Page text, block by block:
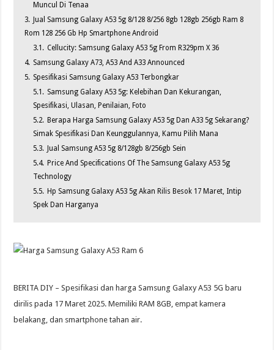
Muncul Di Tenaa
3. Jual Samsung Galaxy A53 5g 8/128 8/256 8gb 128gb 256gb Ram 8
Rom 128 256 Gb Hp Smartphone Android
3.1. Cellucity: Samsung Galaxy A53 5g From R329pm X 36
4. Samsung Galaxy A73, A53 And A33 Announced
5. Spesifikasi Samsung Galaxy A53 Terbongkar
5.1. Samsung Galaxy A53 5g: Kelebihan Dan Kekurangan,
Spesifikasi, Ulasan, Penilaian, Foto
5.2. Berapa Harga Samsung Galaxy A53 5g Dan A33 5g Sekarang?
Simak Spesifikasi Dan Keunggulannya, Kamu Pilih Mana
5.3. Jual Samsung A53 5g 8/128gb 8/256gb Sein
5.4. Price And Specifications Of The Samsung Galaxy A53 5g
Technology
5.5. Hp Samsung Galaxy A53 5g Akan Rilis Besok 17 Maret, Intip
Spek Dan Harganya
BERITA DIY – Spesifikasi dan harga Samsung Galaxy A53 5G baru
dirilis pada 17 Maret 2025. Memiliki RAM 8GB, empat kamera
belakang, dan smartphone tahan air.